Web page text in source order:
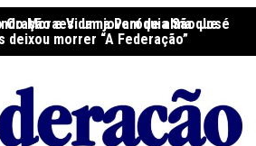
Moraes: um jovem de alma que
deixou morrer “A Federação”
Oração e Vida na Paróquia São José